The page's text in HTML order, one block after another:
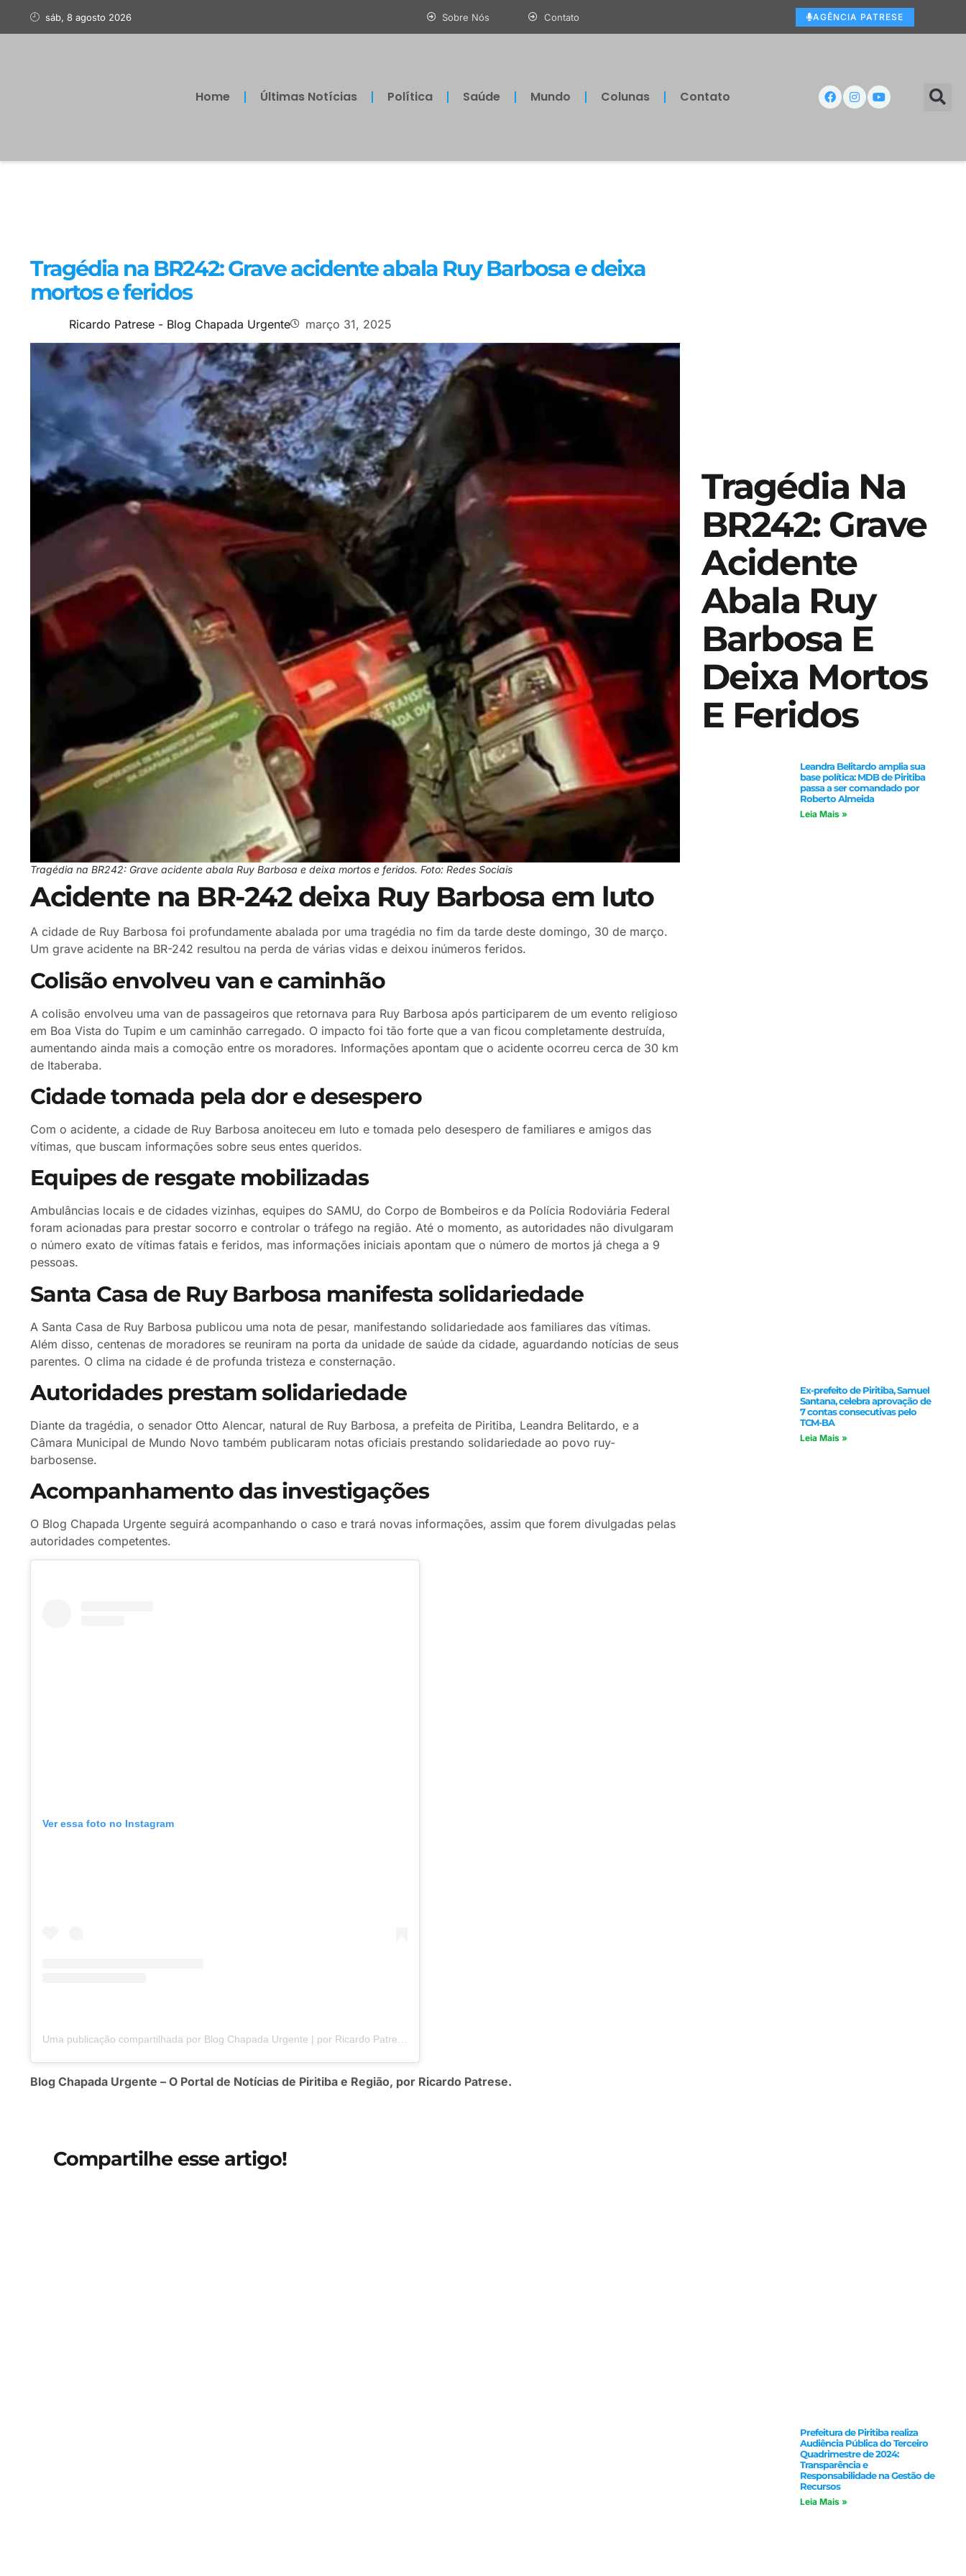
sáb, 8 agosto 2026 Sobre Nós Contato AGÊNCIA PATRESE
Home Últimas Notícias Política Saúde Mundo Colunas Contato
Tragédia na BR242: Grave acidente abala Ruy Barbosa e deixa
mortos e feridos
Ricardo Patrese - Blog Chapada Urgente março 31, 2025
Tragédia na BR242: Grave acidente abala Ruy Barbosa e deixa mortos e feridos. Foto: Redes Sociais
Acidente na BR-242 deixa Ruy Barbosa em luto
A cidade de Ruy Barbosa foi profundamente abalada por uma tragédia no fim da tarde deste domingo, 30 de março.
Um grave acidente na BR-242 resultou na perda de várias vidas e deixou inúmeros feridos.
Colisão envolveu van e caminhão
A colisão envolveu uma van de passageiros que retornava para Ruy Barbosa após participarem de um evento religioso
em Boa Vista do Tupim e um caminhão carregado. O impacto foi tão forte que a van ficou completamente destruída,
aumentando ainda mais a comoção entre os moradores. Informações apontam que o acidente ocorreu cerca de 30 km
de Itaberaba.
Cidade tomada pela dor e desespero
Com o acidente, a cidade de Ruy Barbosa anoiteceu em luto e tomada pelo desespero de familiares e amigos das
vítimas, que buscam informações sobre seus entes queridos.
Equipes de resgate mobilizadas
Ambulâncias locais e de cidades vizinhas, equipes do SAMU, do Corpo de Bombeiros e da Polícia Rodoviária Federal
foram acionadas para prestar socorro e controlar o tráfego na região. Até o momento, as autoridades não divulgaram
o número exato de vítimas fatais e feridos, mas informações iniciais apontam que o número de mortos já chega a 9
pessoas.
Santa Casa de Ruy Barbosa manifesta solidariedade
A Santa Casa de Ruy Barbosa publicou uma nota de pesar, manifestando solidariedade aos familiares das vítimas.
Além disso, centenas de moradores se reuniram na porta da unidade de saúde da cidade, aguardando notícias de seus
parentes. O clima na cidade é de profunda tristeza e consternação.
Autoridades prestam solidariedade
Diante da tragédia, o senador Otto Alencar, natural de Ruy Barbosa, a prefeita de Piritiba, Leandra Belitardo, e a
Câmara Municipal de Mundo Novo também publicaram notas oficiais prestando solidariedade ao povo ruy-
barbosense.
Acompanhamento das investigações
O Blog Chapada Urgente seguirá acompanhando o caso e trará novas informações, assim que forem divulgadas pelas
autoridades competentes.
Ver essa foto no Instagram
Blog Chapada Urgente – O Portal de Notícias de Piritiba e Região, por Ricardo Patrese.
Compartilhe esse artigo!
Tragédia Na
BR242: Grave
Acidente
Abala Ruy
Barbosa E
Deixa Mortos
E Feridos
Leandra Belitardo amplia sua
base política: MDB de Piritiba
passa a ser comandado por
Roberto Almeida
Leia Mais »
Ex-prefeito de Piritiba, Samuel
Santana, celebra aprovação de
7 contas consecutivas pelo
TCM-BA
Leia Mais »
Prefeitura de Piritiba realiza
Audiência Pública do Terceiro
Quadrimestre de 2024:
Transparência e
Responsabilidade na Gestão de
Recursos
Leia Mais »